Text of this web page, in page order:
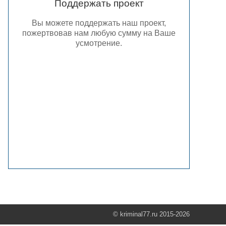
Поддержать проект
Вы можете поддержать наш проект,
пожертвовав нам любую сумму на Ваше
усмотрение.
© kriminal77.ru 2015-2026